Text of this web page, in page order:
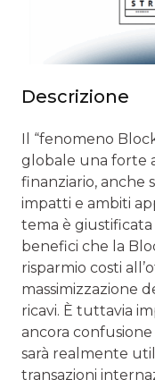
Descrizione
Il “fenomeno
globale una forte
finanziario, anche
impatti e ambiti
tema è
benefici che la
risparmio costi
massimizzazione
ricavi. È tuttavia
ancora
sarà realmente
transazioni